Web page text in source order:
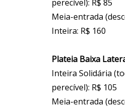
perecível): R$ 85
Meia-entrada
Inteira: R$ 160
Plateia Baixa
Inteira Solidária
perecível): R$ 105
Meia-entrada